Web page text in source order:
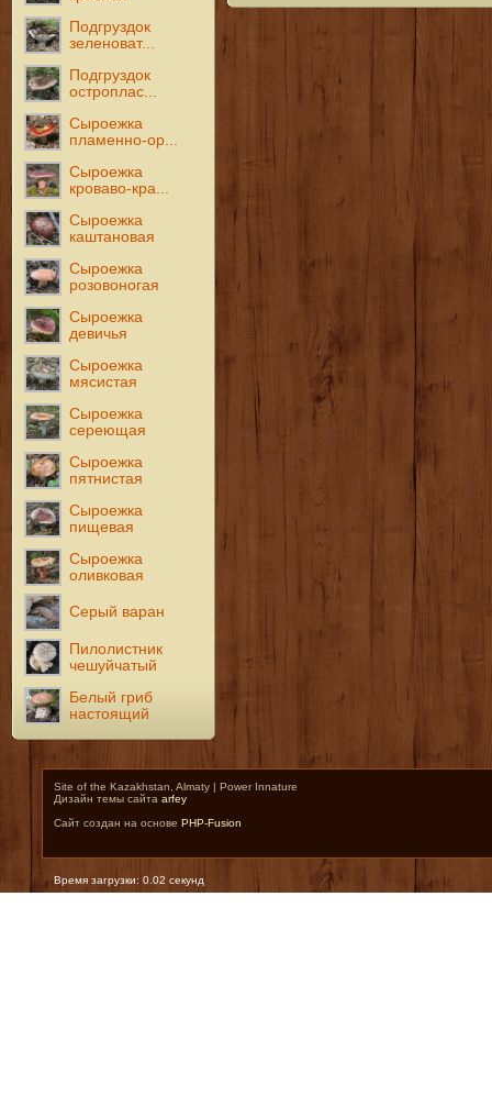
Подгруздок
зеленоват...
Подгруздок
остроплас...
Сыроежка
пламенно-ор...
Сыроежка
кроваво-кра...
Сыроежка
каштановая
Сыроежка
розовоногая
Сыроежка
девичья
Сыроежка
мясистая
Сыроежка
сереющая
Сыроежка
пятнистая
Сыроежка
пищевая
Сыроежка
оливковая
Серый варан
Пилолистник
чешуйчатый
Белый гриб
настоящий
Site of the Kazakhstan, Almaty | Power Innature
Дизайн темы сайта arfey
Сайт создан на основе PHP-Fusion
Время загрузки: 0.02 секунд